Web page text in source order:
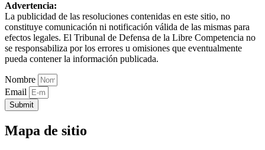
Advertencia:
La publicidad de las resoluciones contenidas en este sitio, no
constituye comunicación ni notificación válida de las mismas para
efectos legales. El Tribunal de Defensa de la Libre Competencia no
se responsabiliza por los errores u omisiones que eventualmente
pueda contener la información publicada.
Nombre
Email
Submit
Mapa de sitio